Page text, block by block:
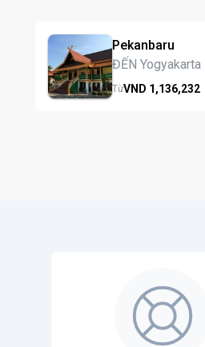
Pekanbaru
ĐẾN Yogyakarta
TừVND 1,136,232